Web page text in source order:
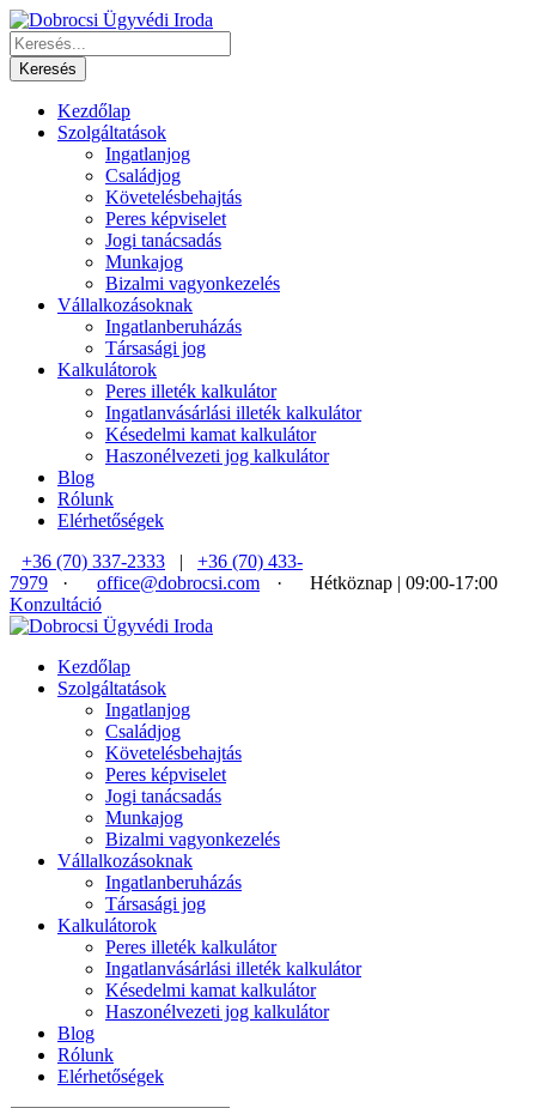
Kezdőlap
Szolgáltatások
Ingatlanjog
Családjog
Követelésbehajtás
Peres képviselet
Jogi tanácsadás
Munkajog
Bizalmi vagyonkezelés
Vállalkozásoknak
Ingatlanberuházás
Társasági jog
Kalkulátorok
Peres illeték kalkulátor
Ingatlanvásárlási illeték kalkulátor
Késedelmi kamat kalkulátor
Haszonélvezeti jog kalkulátor
Blog
Rólunk
Elérhetőségek
+36 (70) 337-2333
|
+36 (70) 433-
7979
· office@dobrocsi.com ·
Hétköznap | 09:00-17:00
Konzultáció
Kezdőlap
Szolgáltatások
Ingatlanjog
Családjog
Követelésbehajtás
Peres képviselet
Jogi tanácsadás
Munkajog
Bizalmi vagyonkezelés
Vállalkozásoknak
Ingatlanberuházás
Társasági jog
Kalkulátorok
Peres illeték kalkulátor
Ingatlanvásárlási illeték kalkulátor
Késedelmi kamat kalkulátor
Haszonélvezeti jog kalkulátor
Blog
Rólunk
Elérhetőségek